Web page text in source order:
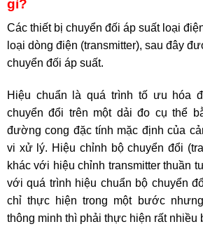
gì?
Các thiết bị chuyển đối áp suất loại
loại dòng điện (transmitter), sau đây
chuyển đối áp suất.
Hiệu chuẩn là quá trình tố ưu hóa
chuyển đổi trên một dải đo cụ thể
đường cong đặc tính mặc định của
vi xử lý. Hiệu chỉnh bộ chuyển đổi
khác với hiệu chỉnh transmitter thuần
với quá trình hiệu chuẩn bộ chuyển
chỉ thực hiện trong một bước
thông minh thì phải thực hiện rất nhiều